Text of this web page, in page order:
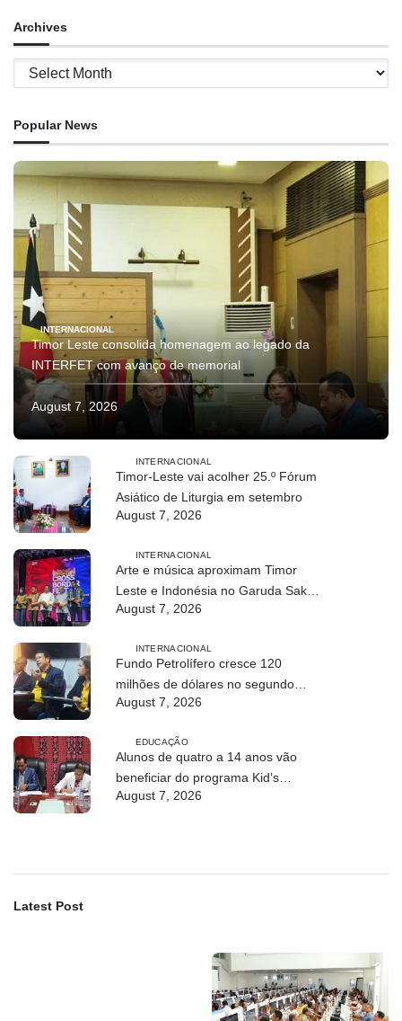
Archives
Archives
Popular News
INTERNACIONAL
Timor Leste consolida homenagem ao legado da
INTERFET com avanço de memorial
August 7, 2026
INTERNACIONAL
Timor-Leste vai acolher 25.º Fórum
Asiático de Liturgia em setembro
August 7, 2026
INTERNACIONAL
Arte e música aproximam Timor
Leste e Indonésia no Garuda Sakti
Crossborder Fest 2026
August 7, 2026
INTERNACIONAL
Fundo Petrolífero cresce 120
milhões de dólares no segundo
trimestre
August 7, 2026
EDUCAÇÃO
Alunos de quatro a 14 anos vão
beneficiar do programa Kid’s
Athletics
August 7, 2026
Latest Post